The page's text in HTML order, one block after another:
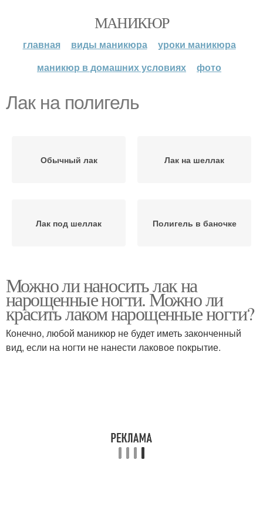
МАНИКЮР
главная виды маникюра
уроки маникюра
маникюр в домашних условиях
фото
Лак на полигель
Обычный лак Лак на шеллак
Лак под шеллак Полигель в баночке
Можно ли наносить лак на
нарощенные ногти. Можно ли
красить лаком нарощенные ногти?
Конечно, любой маникюр не будет иметь законченный
вид, если на ногти не нанести лаковое покрытие.